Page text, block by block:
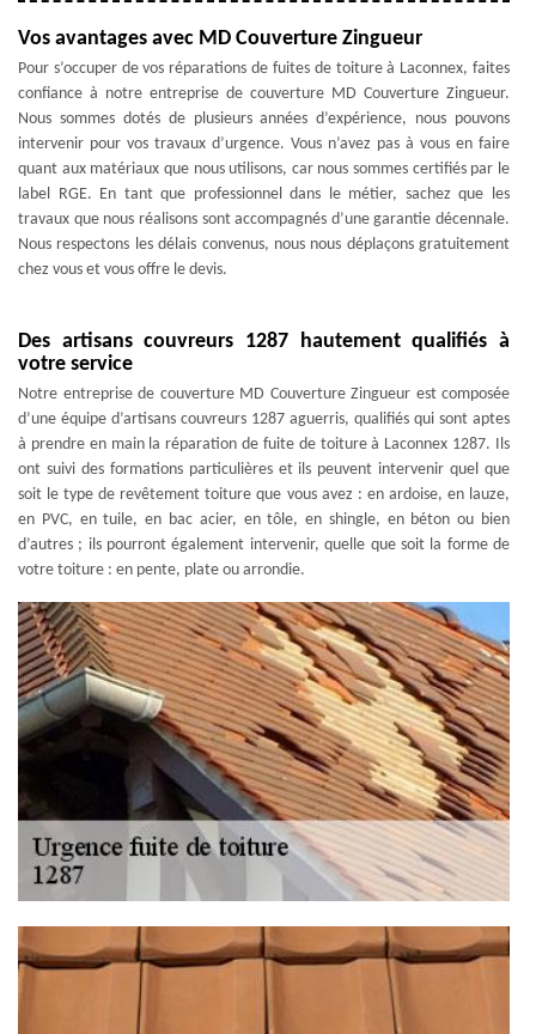
Vos avantages avec MD Couverture Zingueur
Pour s’occuper de vos réparations de fuites de toiture à Laconnex, faites
confiance à notre entreprise de couverture MD Couverture Zingueur.
Nous sommes dotés de plusieurs années d’expérience, nous pouvons
intervenir pour vos travaux d’urgence. Vous n’avez pas à vous en faire
quant aux matériaux que nous utilisons, car nous sommes certifiés par le
label RGE. En tant que professionnel dans le métier, sachez que les
travaux que nous réalisons sont accompagnés d’une garantie décennale.
Nous respectons les délais convenus, nous nous déplaçons gratuitement
chez vous et vous offre le devis.
Des artisans couvreurs 1287 hautement qualifiés à
votre service
Notre entreprise de couverture MD Couverture Zingueur est composée
d’une équipe d’artisans couvreurs 1287 aguerris, qualifiés qui sont aptes
à prendre en main la réparation de fuite de toiture à Laconnex 1287. Ils
ont suivi des formations particulières et ils peuvent intervenir quel que
soit le type de revêtement toiture que vous avez : en ardoise, en lauze,
en PVC, en tuile, en bac acier, en tôle, en shingle, en béton ou bien
d’autres ; ils pourront également intervenir, quelle que soit la forme de
votre toiture : en pente, plate ou arrondie.